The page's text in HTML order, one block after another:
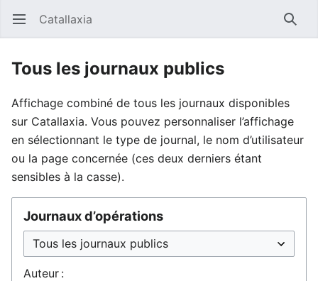
Ouvrir le menu principal Catallaxia
Tous les journaux publics
Affichage combiné de tous les journaux disponibles
sur Catallaxia. Vous pouvez personnaliser l’affichage
en sélectionnant le type de journal, le nom d’utilisateur
ou la page concernée (ces deux derniers étant
sensibles à la casse).
Journaux d’opérations
Auteur :